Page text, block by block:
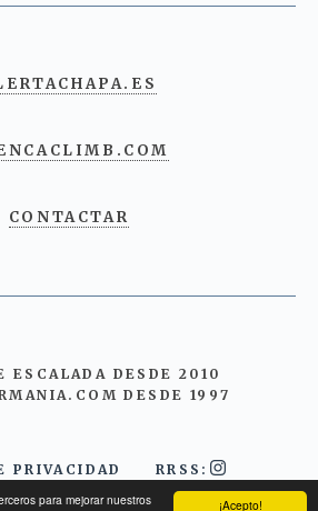
¡Acepto!
para mejorar nuestros
CONTACTAR
ESCALADA DESDE 2010
DESDE 1997
PRIVACIDAD RRSS: